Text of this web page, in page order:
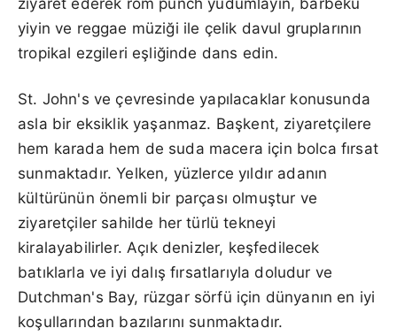
yiyin ve reggae müziği ile çelik davul gruplarının
tropikal ezgileri eşliğinde dans edin.
St. John's ve çevresinde yapılacaklar konusunda
asla bir eksiklik yaşanmaz. Başkent, ziyaretçilere
hem karada hem de suda macera için bolca fırsat
sunmaktadır. Yelken, yüzlerce yıldır adanın
kültürünün önemli bir parçası olmuştur ve
ziyaretçiler sahilde her türlü tekneyi
kiralayabilirler. Açık denizler, keşfedilecek
batıklarla ve iyi dalış fırsatlarıyla doludur ve
Dutchman's Bay, rüzgar sörfü için dünyanın en iyi
koşullarından bazılarını sunmaktadır.